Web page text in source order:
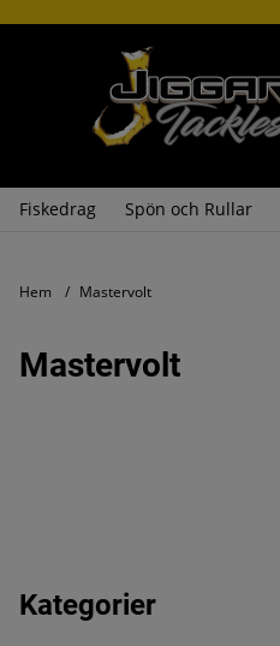
Fiskedrag Spön och Rullar
Hem Mastervolt
Mastervolt
Kategorier